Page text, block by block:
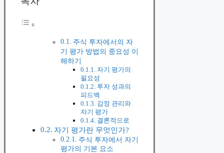
주식 투자에서의 자
기 평가 방법의 중요성 이
해하기
자기 평가의
필요성
투자 성과의
피드백
감정 관리와
자기 평가
결론적으로
자기 평가란 무엇인가?
주식 투자에서 자기
평가의 기본 요소